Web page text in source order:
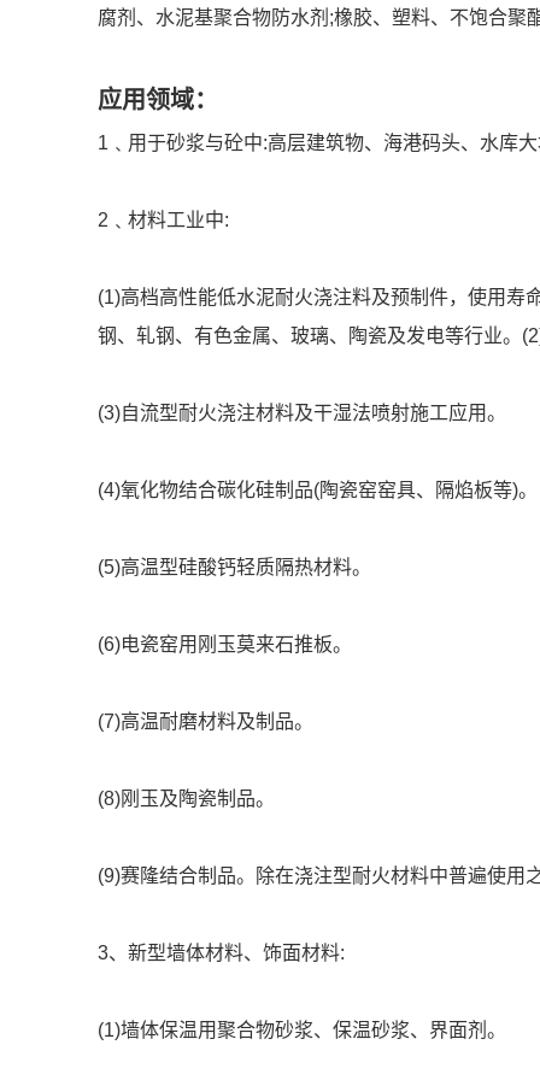
腐剂、水泥基聚合物防水剂;橡胶、塑料、不饱合
应用领域：
1﹑用于砂浆与砼中:高层建筑物、海港码头、水库
2﹑材料工业中:
(1)高档高性能低水泥耐火浇注料及预制件，使用
钢、轧钢、有色金属、玻璃、陶瓷及发电等行业。
(3)自流型耐火浇注材料及干湿法喷射施工应用。
(4)氧化物结合碳化硅制品(陶瓷窑窑具、隔焰板等)。
(5)高温型硅酸钙轻质隔热材料。
(6)电瓷窑用刚玉莫来石推板。
(7)高温耐磨材料及制品。
(8)刚玉及陶瓷制品。
(9)赛隆结合制品。除在浇注型耐火材料中普遍使用
3、新型墙体材料、饰面材料:
(1)墙体保温用聚合物砂浆、保温砂浆、界面剂。